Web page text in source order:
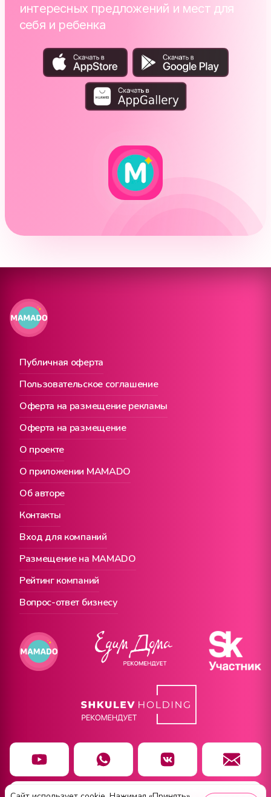
интересных предложений и мест для
себя и ребенка
Публичная оферта
О проекте
Вход для компаний
Пользовательское соглашение
О приложении MAMADO
Размещение на MAMADO
Оферта на размещение рекламы
Об авторе
Рейтинг компаний
Оферта на размещение
Контакты
Вопрос-ответ бизнесу